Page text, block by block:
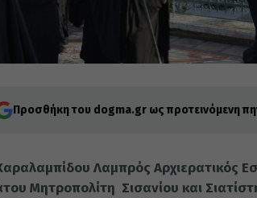
Προσθήκη του dogma.gr ως προτεινόμενη
Λαμπρός Αρχιερατικός
Μητροπολίτη Σισανίου και